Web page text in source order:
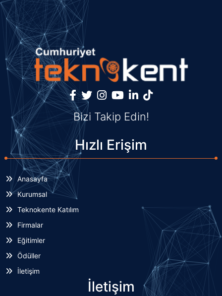
Bizi Takip Edin!
Hızlı Erişim
Anasayfa
Kurumsal
Teknokente Katılım
Firmalar
Eğitimler
Ödüller
İletişim
İletişim